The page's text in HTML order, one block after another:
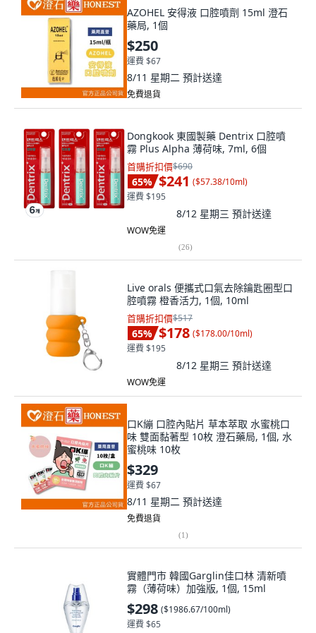
AZOHEL 安得液 口腔噴劑 15ml 澄石
藥局, 1個
$250
運費 $67
8/11 星期二 預計送達
免費退貨
Dongkook 東國製藥 Dentrix 口腔噴
霧 Plus Alpha 薄荷味, 7ml, 6個
首購折扣價$690
65% $241 ($57.38/10ml)
運費 $195
8/12 星期三 預計送達
WOW免運
(26)
Live orals 便攜式口氣去除鑰匙圈型口
腔噴霧 橙香活力, 1個, 10ml
首購折扣價$517
65% $178 ($178.00/10ml)
運費 $195
8/12 星期三 預計送達
WOW免運
口K繃 口腔內貼片 草本萃取 水蜜桃口
味 雙面黏著型 10枚 澄石藥局, 1個, 水
蜜桃味 10枚
$329
運費 $67
8/11 星期二 預計送達
免費退貨
(1)
實體門市 韓國Garglin佳口林 清新噴
霧（薄荷味）加強版, 1個, 15ml
$298 ($1986.67/100ml)
運費 $65